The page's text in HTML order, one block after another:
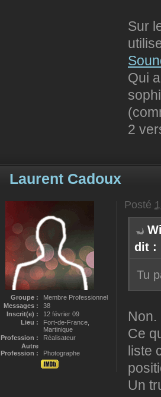
Sur
Qui
2
Laurent Cadoux
Groupe :
Membre Professionnel
Messages :
38
Inscrit(e) :
12 février 09
Lieu :
Fort-de-France,
Martinique
Profession :
Réalisateur
Autre
Profession :
Photographe
Posté
dit :
Tu
Non.
Ce
liste
Un